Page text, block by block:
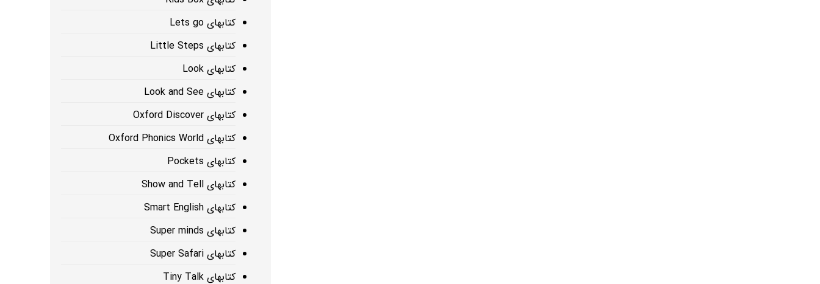
کتابهای Lets go
کتابهای Little Steps
کتابهای Look
کتابهای Look and See
کتابهای Oxford Discover
کتابهای Oxford Phonics World
کتابهای Pockets
کتابهای Show and Tell
کتابهای Smart English
کتابهای Super minds
کتابهای Super Safari
کتابهای Tiny Talk